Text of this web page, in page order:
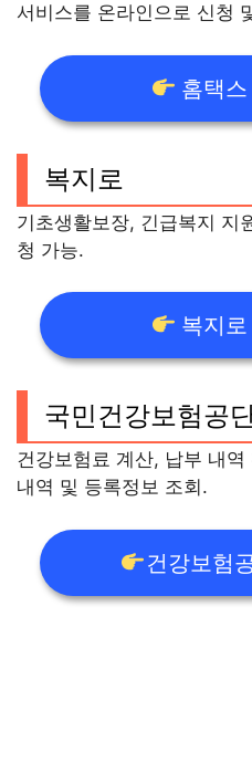
서비스를 온라인으로 신청
홈택스
복지로
기초생활보장, 긴급복지 지
청 가능.
복지로
국민건강보험공
건강보험료 계산, 납부 내
내역 및 등록정보 조회.
건강보험